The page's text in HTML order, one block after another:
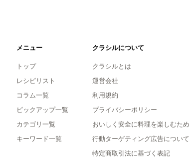
メニュー
トップ
レシピリスト
コラム一覧
ピックアップ一覧
カテゴリ一覧
キーワード一覧
クラシルについて
クラシルとは
運営会社
利用規約
プライバシーポリシー
おいしく安全に料理を楽しむため
行動ターゲティング広告について
特定商取引法に基づく表記